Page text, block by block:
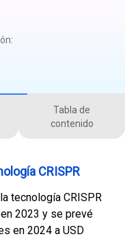
:
Tabla de
contenido
CRISPR
tecnología CRISPR
2023 y se prevé
en 2024 a USD